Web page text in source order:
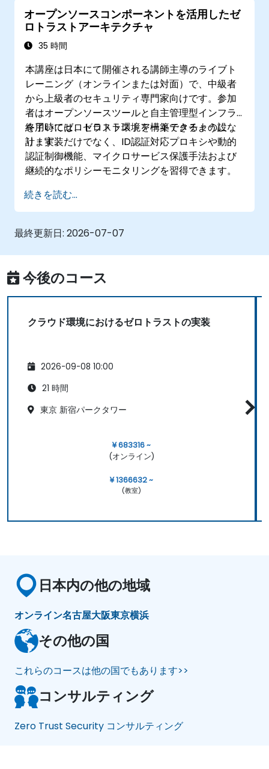
ゼロトラスト環境の維持・発展に向けた最適
な運用手法を適用すること
オープンソースコンポーネントを活用したゼ
ロトラストアーキテクチャ
35 時間
本講座は日本にて開催される講師主導のライブト
レーニング（オンラインまたは対面）で、中級者
から上級者のセキュリティ専門家向けです。参加
者はオープンソースツールと自主管理型インフラ
を用いてゼロトラスト環境を構築できるようにな
ります。
終了時には、ゼロトラストアーキテクチャの設
計・実装だけでなく、ID認証対応プロキシや動的
認証制御機能、マイクロサービス保護手法および
継続的なポリシーモニタリングを習得できます。
続きを読む...
最終更新日: 2026-07-07
今後のコース
クラウド環境におけるゼロトラストの実装
2026-09-08 10:00
21 時間
東京 新宿パークタワー
¥ 683316 ~
(オンライン)
¥ 1366632 ~
(教室)
日本内の他の地域
オンライン名古屋大阪東京横浜
その他の国
これらのコースは他の国でもあります>>
コンサルティング
Zero Trust Security コンサルティング